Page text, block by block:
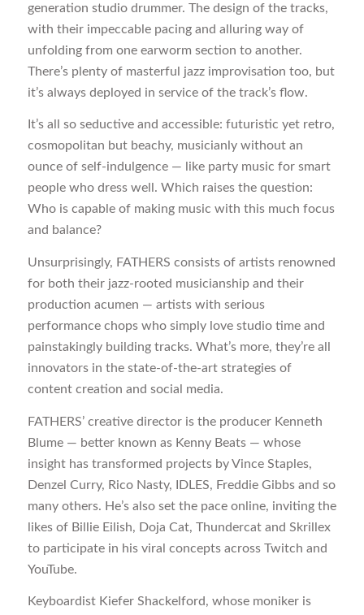
generation studio drummer. The design of the tracks,
with their impeccable pacing and alluring way of
unfolding from one earworm section to another.
There’s plenty of masterful jazz improvisation too, but
it’s always deployed in service of the track’s flow.
It’s all so seductive and accessible: futuristic yet retro,
cosmopolitan but beachy, musicianly without an
ounce of self-indulgence — like party music for smart
people who dress well. Which raises the question:
Who is capable of making music with this much focus
and balance?
Unsurprisingly, FATHERS consists of artists renowned
for both their jazz-rooted musicianship and their
production acumen — artists with serious
performance chops who simply love studio time and
painstakingly building tracks. What’s more, they’re all
innovators in the state-of-the-art strategies of
content creation and social media.
FATHERS’ creative director is the producer Kenneth
Blume — better known as Kenny Beats — whose
insight has transformed projects by Vince Staples,
Denzel Curry, Rico Nasty, IDLES, Freddie Gibbs and so
many others. He’s also set the pace online, inviting the
likes of Billie Eilish, Doja Cat, Thundercat and Skrillex
to participate in his viral concepts across Twitch and
YouTube.
Keyboardist Kiefer Shackelford, whose moniker is